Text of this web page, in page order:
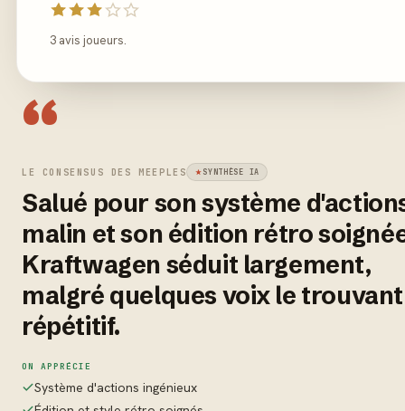
3 avis joueurs.
“
LE CONSENSUS DES MEEPLES SYNTHÈSE IA
Salué pour son système
malin et son édition rétro
Kraftwagen séduit largement,
malgré quelques voix le trouvant
répétitif.
ON APPRÉCIE
Système d'actions ingénieux